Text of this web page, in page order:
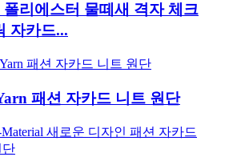
폴리에스터 물떼새 격자 체크
자카드...
패션 자카드 니트 원단